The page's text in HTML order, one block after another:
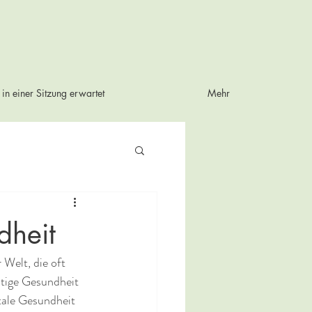
einer Sitzung erwartet Mehr
Welt, die oft
Gesundheit
Gesundheit